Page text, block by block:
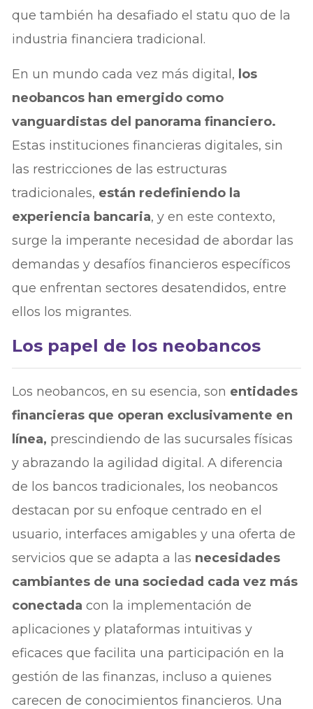
que también ha desafiado el statu quo de la
industria financiera tradicional.
En un mundo cada vez más digital, los
neobancos han emergido como
vanguardistas del panorama financiero.
Estas instituciones financieras digitales, sin
las restricciones de las estructuras
tradicionales, están redefiniendo la
experiencia bancaria, y en este contexto,
surge la imperante necesidad de abordar las
demandas y desafíos financieros específicos
que enfrentan sectores desatendidos, entre
ellos los migrantes.
Los papel de los neobancos
Los neobancos, en su esencia, son entidades
financieras que operan exclusivamente en
línea, prescindiendo de las sucursales físicas
y abrazando la agilidad digital. A diferencia
de los bancos tradicionales, los neobancos
destacan por su enfoque centrado en el
usuario, interfaces amigables y una oferta de
servicios que se adapta a las necesidades
cambiantes de una sociedad cada vez más
conectada con la implementación de
aplicaciones y plataformas intuitivas y
eficaces que facilita una participación en la
gestión de las finanzas, incluso a quienes
carecen de conocimientos financieros. Una